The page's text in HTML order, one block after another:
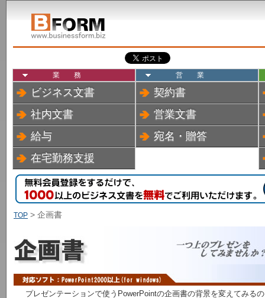
業務
ビジネス文書
社内文書
給与
在宅勤務支援
営業
契約書
営業文書
宛名・贈答
TOP > 企画書
プレゼンテーションで使うPowerPointの企画書の背景を変えてみる